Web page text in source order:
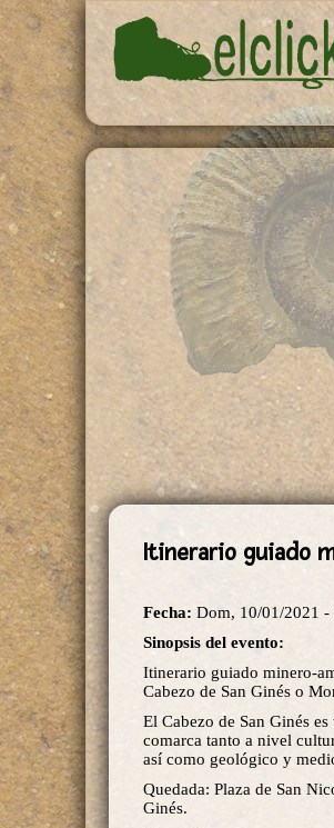
Pasar al contenido principal
Itinerario guiado
Fecha: Dom, 10/01/2021 -
Sinopsis del evento:
Itinerario guiado minero-
Cabezo de San Ginés o
El Cabezo de San Ginés
comarca tanto a nivel
así como geológico y
Quedada: Plaza de San
Ginés.